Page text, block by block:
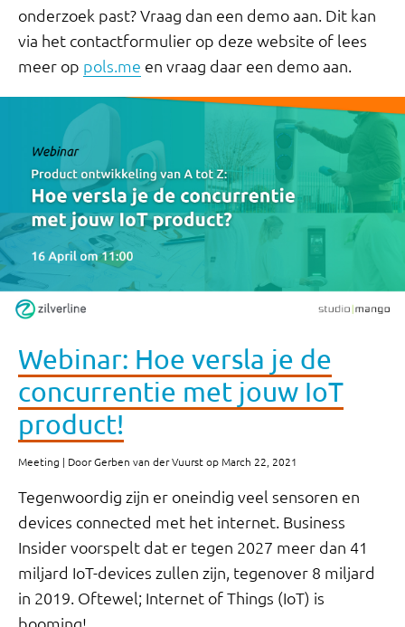
onderzoek past? Vraag dan een demo aan. Dit kan
via het contactformulier op deze website of lees
meer op pols.me en vraag daar een demo aan.
Webinar: Hoe versla je de
concurrentie met jouw IoT
product!
Meeting | Door Gerben van der Vuurst op March 22, 2021
Tegenwoordig zijn er oneindig veel sensoren en
devices connected met het internet. Business
Insider voorspelt dat er tegen 2027 meer dan 41
miljard IoT-devices zullen zijn, tegenover 8 miljard
in 2019. Oftewel; Internet of Things (IoT) is
booming!